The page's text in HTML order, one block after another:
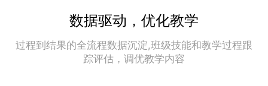
数据驱动，优化教学
过程到结果的全流程数据沉淀,班级技能和教学过程跟
踪评估，调优教学内容